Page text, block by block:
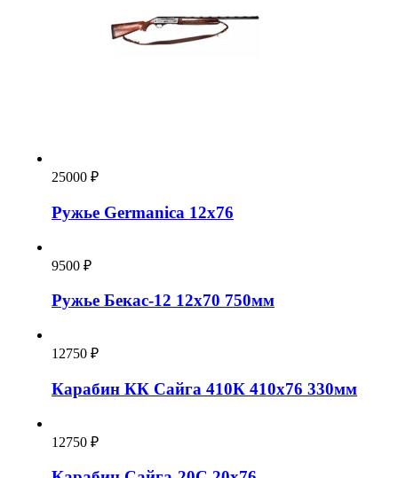
25000 ₽
Ружье Germanica 12х76
9500 ₽
Ружье Бекас-12 12х70 750мм
12750 ₽
Карабин КК Сайга 410К 410х76 330мм
12750 ₽